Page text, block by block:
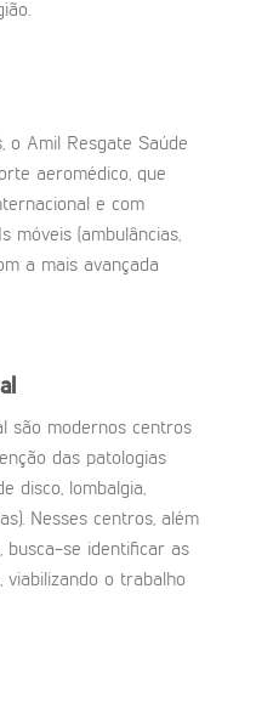
o Amil Resgate Saúde
aeromédico, que
e com
móveis (ambulâncias,
a mais avançada
são modernos centros
das patologias
disco, lombalgia,
Nesses centros, além
busca-se identificar as
viabilizando o trabalho